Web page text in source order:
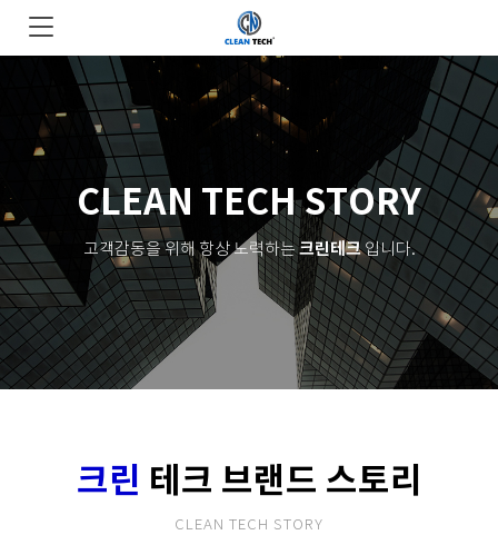
CLEAN TECH STORY
고객감동을 위해 항상 노력하는크린테크입니다.
크린 테크 브랜드 스토리
CLEAN TECH STORY